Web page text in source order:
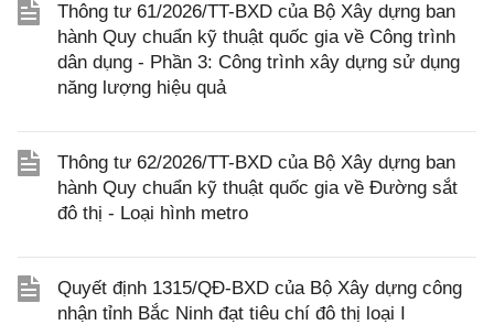
Thông tư 61/2026/TT-BXD của Bộ Xây dựng ban
hành Quy chuẩn kỹ thuật quốc gia về Công trình
dân dụng - Phần 3: Công trình xây dựng sử dụng
năng lượng hiệu quả
Thông tư 62/2026/TT-BXD của Bộ Xây dựng ban
hành Quy chuẩn kỹ thuật quốc gia về Đường sắt
đô thị - Loại hình metro
Quyết định 1315/QĐ-BXD của Bộ Xây dựng công
nhận tỉnh Bắc Ninh đạt tiêu chí đô thị loại I